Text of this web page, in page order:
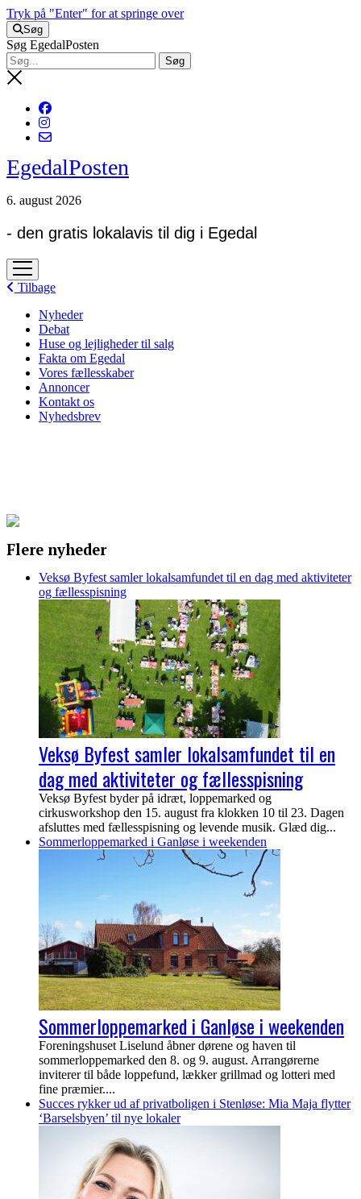
Tryk på "Enter" for at springe over
Søg
Søg EgedalPosten
EgedalPosten
6. august 2026
- den gratis lokalavis til dig i Egedal
open
menu
Tilbage
Nyheder
Debat
Huse og lejligheder til salg
Fakta om Egedal
Vores fællesskaber
Annoncer
Kontakt os
Nyhedsbrev
Flere nyheder
Veksø Byfest samler lokalsamfundet til en dag med aktiviteter
og fællesspisning
Veksø Byfest samler lokalsamfundet til en
dag med aktiviteter og fællesspisning
Veksø Byfest byder på idræt, loppemarked og
cirkusworkshop den 15. august fra klokken 10 til 23. Dagen
afsluttes med fællesspisning og levende musik. Glæd dig...
Sommerloppemarked i Ganløse i weekenden
Sommerloppemarked i Ganløse i weekenden
Foreningshuset Liselund åbner dørene og haven til
sommerloppemarked den 8. og 9. august. Arrangørerne
inviterer til både loppefund, lækker grillmad og lotteri med
fine præmier....
Succes rykker ud af privatboligen i Stenløse: Mia Maja flytter
‘Barselsbyen’ til nye lokaler